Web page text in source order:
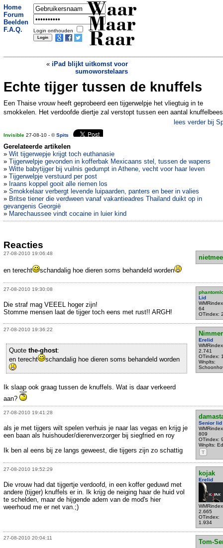
Home
Forum
Beelden
F.A.Q.
Login onthouden
Waar
Maar
Raar
« iPad blijkt uitkomst voor
sumoworstelaars
Paardenrace in VS: Wife vs Wife»
Echte tijger tussen de knuffels
Een Thaise vrouw heeft geprobeerd een tijgerwelpje het vliegtuig in te
smokkelen. Het verdoofde diertje zal verstopt tussen een aantal
lees verder bij
Invisible 27-08-10 - ©Spits
Gerelateerde artikelen
» Wit tijgerwepje krijgt toch euthanasie
» Tijgerwelpje gevonden in kofferbak Mexicaans stel, tussen de wapens
» Witte babytijger bij vuilnis gedumpt in Athene, vecht voor haar leven
» Tijgerwelpje verstuurd per post
» Iraans koppel gooit alle riemen los
» Smokkelaar verbergt levende luipaarden, panters en beer in valies
» Britse tiener die verdween vanaf vakantieadres Thailand duikt op in
gevangenis Georgië
» Marechaussee vindt cocaine in luier kind
Reacties
27-08-2010 19:06:48
en terecht
schandalig hoe dieren soms behandeld worden
27-08-2010 19:30:08
Lid
64
OTindex:
Die straf mag VEEEL hoger zijn!
Stomme mensen laat de tijger toch eens met rust!! ARGH!
27-08-2010 19:36:22
Erelid
2.741
OTindex:
Wnplts:
Quote the-ghost:
en terecht
schandalig hoe dieren soms behandeld worden
Ik slaap ook graag tussen de knuffels. Wat is daar verkeerd
aan?
27-08-2010 19:41:28
Senior lid
809
OTindex:
Wnplts:
T
als je met tijgers wilt spelen verhuis je naar las vegas en krijg je
een baan als huishouder/dierenverzorger bij siegfried en roy
Ik ben al eens bij ze langs geweest, die tijgers zijn zo schattig
27-08-2010 19:52:29
kojak
Erelid
2.665
OTindex:
1.934
Die vrouw had dat tijgertje verdoofd, in een koffer geduwd met
andere (tijger) knuffels er in. Ik krijg de neiging haar de huid vol
te schelden, maar de hijgende adem van de mod's hier
weerhoud me er net van.;)
27-08-2010 20:04:11
Tom-